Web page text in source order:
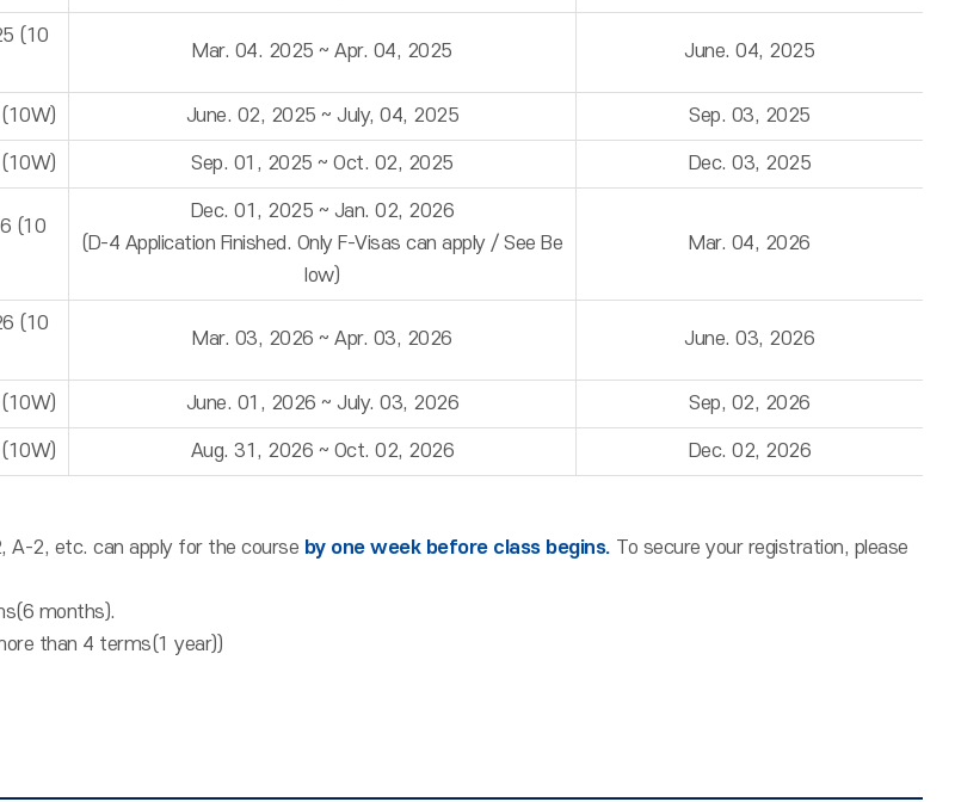
(10
Mar. 04. 2025 ~ Apr. 04, 2025 June. 04, 2025
June. 02, 2025 ~ July, 04, 2025 Sep. 03, 2025
Sep. 01, 2025 ~ Oct. 02, 2025 Dec. 03, 2025
(10
Dec. 01, 2025 ~ Jan. 02, 2026
(D-4 Application Finished. Only F-Visas can apply / See Be
low)
Mar. 04, 2026
(10
Mar. 03, 2026 ~ Apr. 03, 2026 June. 03, 2026
June. 01, 2026 ~ July. 03, 2026 Sep, 02, 2026
Aug. 31, 2026 ~ Oct. 02, 2026 Dec. 02, 2026
A-2, etc. can apply for the course by one week before class begins. To secure your registration, please
months).
than 4 terms(1 year))